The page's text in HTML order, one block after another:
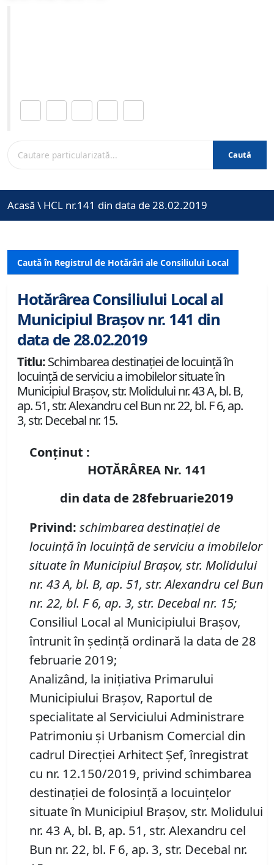
Caută
Acasă \ HCL nr.141 din data de 28.02.2019
Caută în Registrul de Hotărâri ale Consiliului Local
Hotărârea Consiliului Local al
Municipiul Brașov nr. 141 din
data de 28.02.2019
Titlu:Schimbarea destinaţiei de locuinţă în
locuinţă de serviciu a imobilelor situate în
Municipiul Braşov, str. Molidului nr. 43 A, bl. B,
ap. 51, str. Alexandru cel Bun nr. 22, bl. F 6, ap.
3, str. Decebal nr. 15.
Conținut :
HOTĂRÂREA Nr. 141
din data de 28februarie2019
Privind: schimbarea destinaţiei de
locuinţă în locuinţă de serviciu a imobilelor
situate în Municipiul Braşov, str. Molidului
nr. 43 A, bl. B, ap. 51, str. Alexandru cel Bun
nr. 22, bl. F 6, ap. 3, str. Decebal nr. 15;
Consiliul Local al Municipiului Braşov,
întrunit în şedinţă ordinară la data de 28
februarie 2019;
Analizând, la iniţiativa Primarului
Municipiului Braşov, Raportul de
specialitate al Serviciului Administrare
Patrimoniu şi Urbanism Comercial din
cadrul Direcţiei Arhitect Şef, înregistrat
cu nr. 12.150/2019, privind schimbarea
destinaţiei de folosinţă a locuinţelor
situate în Municipiul Braşov, str. Molidului
nr. 43 A, bl. B, ap. 51, str. Alexandru cel
Bun nr. 22, bl. F 6, ap. 3, str. Decebal nr.